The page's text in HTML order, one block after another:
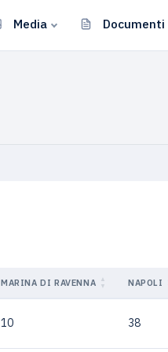
Media Documenti
MARINA DI RAVENNA NAPOLI
10 38